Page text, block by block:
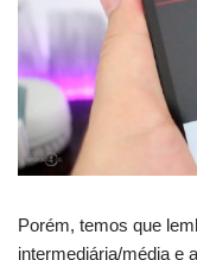
Porém, temos que
intermediária/média e